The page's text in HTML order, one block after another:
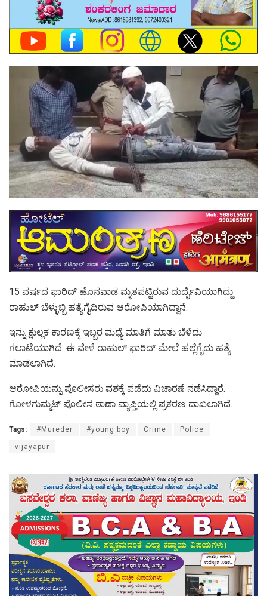
15 ವರ್ಷದ ಫಾರಿದ್ ಹೊನವಾಡ ಮೃತಪಟ್ಟಿರುವ ದುರ್ದೈವಿಯಾಗಿದ್ದು
ರಾಹುಲ್ ಬೆಳ್ಳುಬ್ಬಿ ಹತ್ಯೆಗೈದಿರುವ ಆರೋಪಿಯಾಗಿದ್ದಾನೆ.
ಇನ್ನು ಕ್ಷುಲ್ಲಕ ಕಾರಣಕ್ಕೆ ಇಬ್ಬರ ಮಧ್ಯೆ ಮಾತಿಗೆ ಮಾತು ಬೆಳೆದು
ಗಲಾಟೆಯಾಗಿದೆ. ಈ ವೇಳೆ ರಾಹುಲ್ ಫಾರಿದ್‌ ಮೇಲೆ ಹಲ್ಲೆಗೈದು ಹತ್ಯೆ
ಮಾಡಲಾಗಿದೆ.
ಆರೋಪಿಯನ್ನು ಪೊಲೀಸರು ವಶಕ್ಕೆ ಪಡೆದು ವಿಚಾರಣೆ ನಡೆಸಿದ್ದಾರೆ.
ಗೋಳಗುಮ್ಮಟ್ ಪೊಲೀಸ ಠಾಣಾ ವ್ಯಾಪ್ತಿಯಲ್ಲಿ ಪ್ರಕರಣ ದಾಖಲಾಗಿದೆ.
Tags: #Mureder #young boy Crime Police
vijayapur